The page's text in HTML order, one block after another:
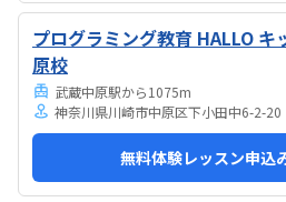
プログラミング教育 HALLO キ
原校
武蔵中原駅から1075m
神奈川県川崎市中原区下小田中6-2-20
無料体験レッスン申込